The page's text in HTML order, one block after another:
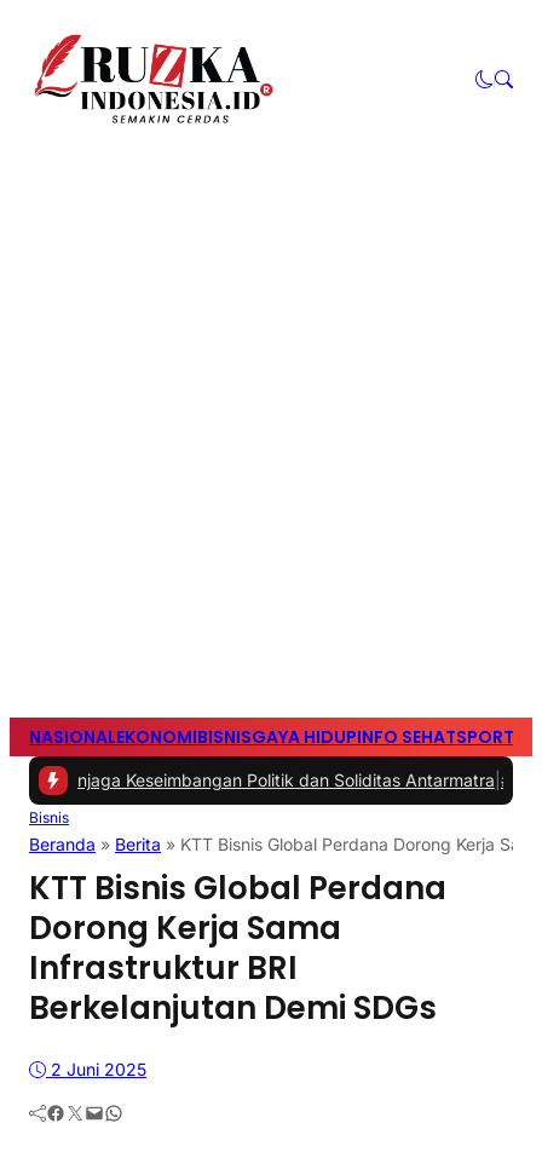
NASIONALEKONOMIBISNISGAYA HIDUPINFO SEHATSPORTS
Keseimbangan Politik dan Soliditas Antarmatra|#2 -Persib
Bisnis
Beranda » Berita » KTT Bisnis Global Perdana Dorong Kerja
KTT Bisnis Global Perdana
Dorong Kerja Sama
Infrastruktur BRI
Berkelanjutan Demi SDGs
2 Juni 2025
Facebook Twitter Mail WhatsApp